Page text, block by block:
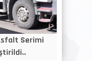
Serimi